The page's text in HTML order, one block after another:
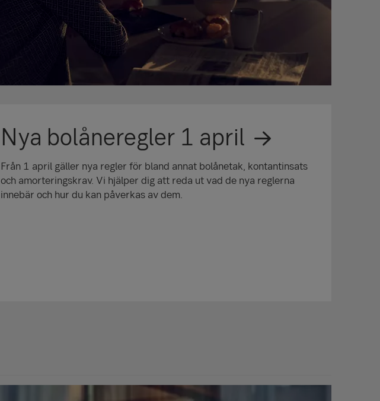
Nya bolåneregler 1 april
Från 1 april gäller nya regler för bland annat bolånetak, kontantinsats
och amorteringskrav. Vi hjälper dig att reda ut vad de nya reglerna
innebär och hur du kan påverkas av dem.